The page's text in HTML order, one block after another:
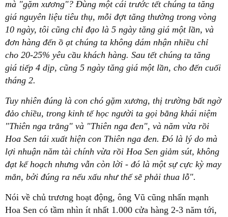
mà "gặm xương"? Đùng một cái trước tết chúng ta tăng
giá nguyên liệu tiêu thụ, mỗi đợt tăng thường trong vòng
10 ngày, tôi cũng chỉ đạo là 5 ngày tăng giá một lần, và
đơn hàng đến ồ ạt chúng ta không dám nhận nhiều chỉ
cho 20-25% yêu cầu khách hàng. Sau tết chúng ta tăng
giá tiếp 4 dịp, cũng 5 ngày tăng giá một lần, cho đến cuối
tháng 2.
Tuy nhiên đúng là con chó gặm xương, thị trường bất ngờ
đảo chiều, trong kinh tế học người ta gọi bằng khái niệm
"Thiên nga trắng" và "Thiên nga đen", và năm vừa rồi
Hoa Sen tái xuất hiện con Thiên nga đen. Đó là lý do mà
lợi nhuận năm tài chính vừa rồi Hoa Sen giảm sút, không
đạt kế hoạch nhưng vẫn còn lời - đó là một sự cực kỳ may
mắn, bởi đúng ra nếu xấu như thế sẽ phải thua lỗ".
Nói về chủ trương hoạt động, ông Vũ cũng nhấn mạnh
Hoa Sen có tầm nhìn ít nhất 1.000 cửa hàng 2-3 năm tới,